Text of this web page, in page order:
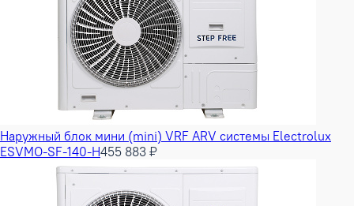
Наружный блок мини (mini) VRF ARV системы Electrolux
ESVMO-SF-140-H455 883 ₽